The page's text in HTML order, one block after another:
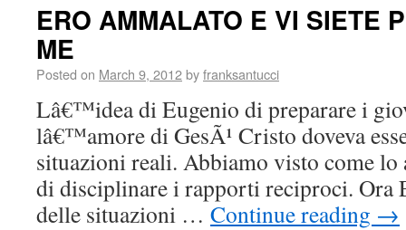
ERO AMMALATO E VI SIETE
ME
Posted on March 9, 2012byfranksantucci
Lâ€™idea di Eugenio di preparare i
lâ€™amore di GesÃ¹ Cristo doveva
situazioni reali. Abbiamo visto come lo
di disciplinare i rapporti reciproci. Ora
delle situazioni … Continue reading →